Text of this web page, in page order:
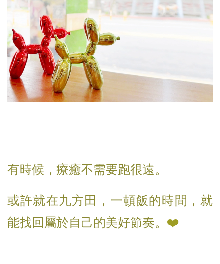
有時候，療癒不需要跑很遠。
或許就在九方田，一頓飯的時間，就
能找回屬於自己的美好節奏。 ❤️